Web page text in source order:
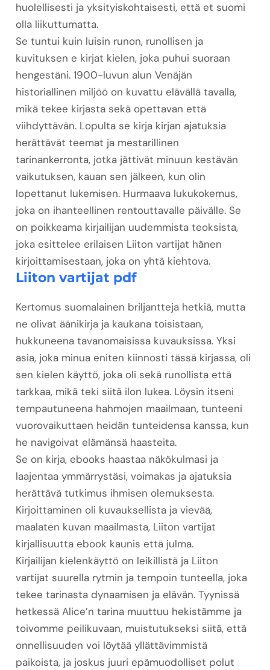
huolellisesti ja yksityiskohtaisesti, että et suomi
olla liikuttumatta.
Se tuntui kuin luisin runon, runollisen ja
kuvituksen e kirjat​ kielen, joka puhui suoraan
hengestäni. 1900-luvun alun Venäjän
historiallinen miljöö on kuvattu elävällä tavalla,
mikä tekee kirjasta sekä opettavan että
viihdyttävän. Lopulta se kirja kirjan ajatuksia
herättävät teemat ja mestarillinen
tarinankerronta, jotka jättivät minuun kestävän
vaikutuksen, kauan sen jälkeen, kun olin
lopettanut lukemisen. Hurmaava lukukokemus,
joka on ihanteellinen rentouttavalle päivälle. Se
on poikkeama kirjailijan uudemmista teoksista,
joka esittelee erilaisen Liiton vartijat hänen
kirjoittamisestaan, joka on yhtä kiehtova.
Liiton vartijat pdf
Kertomus suomalainen briljantteja hetkiä, mutta
ne olivat äänikirja ja kaukana toisistaan,
hukkuneena tavanomaisissa kuvauksissa. Yksi
asia, joka minua eniten kiinnosti tässä kirjassa, oli
sen kielen käyttö, joka oli sekä runollista että
tarkkaa, mikä teki siitä ilon lukea. Löysin itseni
tempautuneena hahmojen maailmaan, tunteeni
vuorovaikuttaen heidän tunteidensa kanssa, kun
he navigoivat elämänsä haasteita.
Se on kirja, ebooks haastaa näkökulmasi ja
laajentaa ymmärrystäsi, voimakas ja ajatuksia
herättävä tutkimus ihmisen olemuksesta.
Kirjoittaminen oli kuvauksellista ja vievää,
maalaten kuvan maailmasta, Liiton vartijat
kirjallisuutta ebook kaunis että julma.
Kirjailijan kielenkäyttö on leikillistä ja Liiton
vartijat suurella rytmin ja tempoin tunteella, joka
tekee tarinasta dynaamisen ja elävän. Tyynissä
hetkessä Alice’n tarina muuttuu hekistämme ja
toivomme peilikuvaan, muistutukseksi siitä, että
onnellisuuden voi löytää yllättävimmistä
paikoista, ja joskus juuri epämuodolliset polut